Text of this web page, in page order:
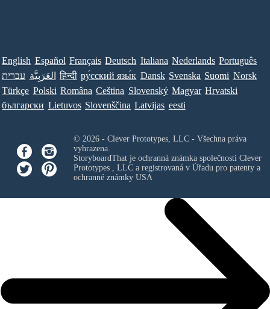
English Español Français Deutsch Italiana Nederlands Português
עברית العَرَبِيَّة हिन्दी ру́сский язы́к Dansk Svenska Suomi Norsk
Türkçe Polski Româna Ceština Slovenský Magyar Hrvatski
български Lietuvos Slovenščina Latvijas eesti
© 2026 - Clever Prototypes, LLC - Všechna práva
vyhrazena.
StoryboardThat je ochranná známka společnosti Clever
Prototypes , LLCa registrovaná v Úřadu pro patenty a
ochranné známky USA